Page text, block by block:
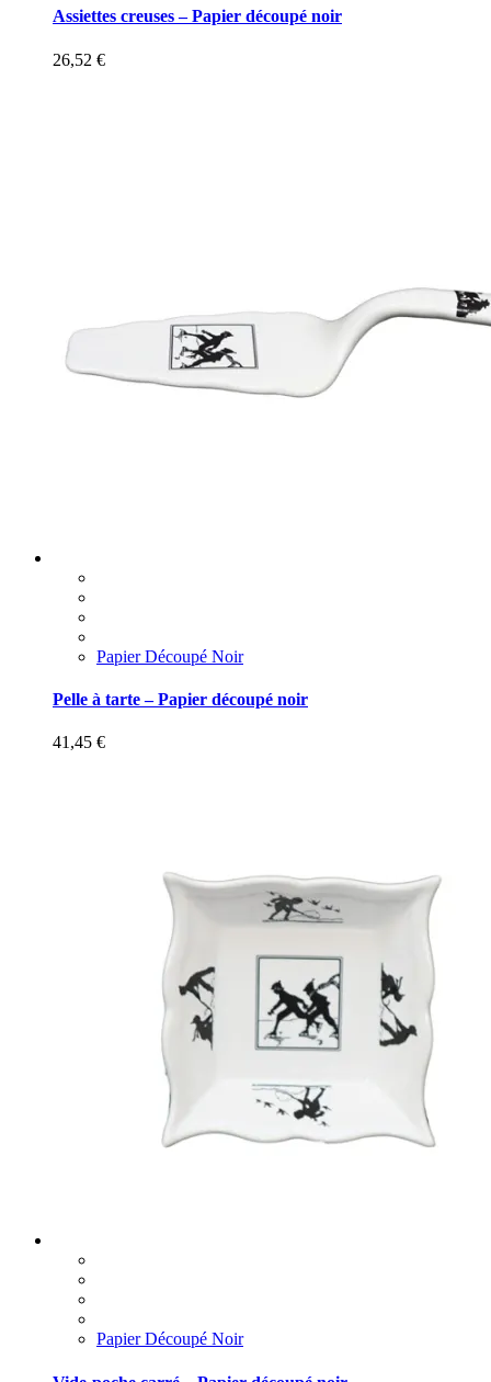
Assiettes creuses – Papier découpé noir
26,52 €
Papier Découpé Noir
Pelle à tarte – Papier découpé noir
41,45 €
Papier Découpé Noir